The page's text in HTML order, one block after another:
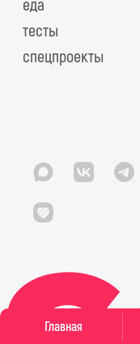
Главная
еда
тесты
спецпроекты